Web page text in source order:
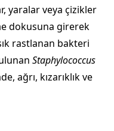
yaralar veya çizikler
dokusuna girerek
rastlanan bakteri
Staphylococcus
ağrı, kızarıklık ve